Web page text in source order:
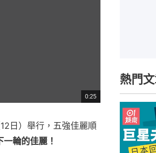
總
共
0:25
日）舉行，五強佳麗順
輪的佳麗！
熱門